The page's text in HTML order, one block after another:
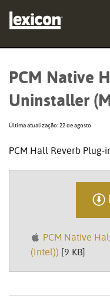
formação
Idioma/Região
PCM Native
Uninstaller
Última atualização: 22 de agosto
PCM Hall Reverb Plug-
PCM Native
(Intel)) [9 KB]